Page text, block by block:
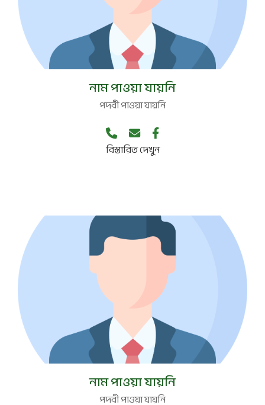
নাম পাওয়া যায়নি
পদবী পাওয়া যায়নি
বিস্তারিত দেখুন
নাম পাওয়া যায়নি
পদবী পাওয়া যায়নি